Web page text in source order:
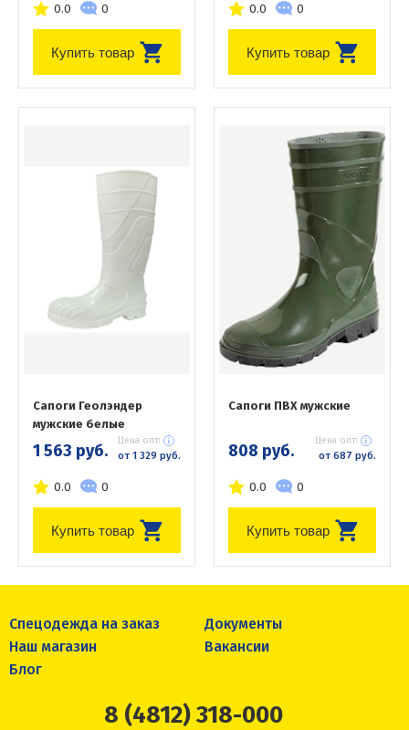
0.0 0
Купить товар
0.0 0
Купить товар
Сапоги Геолэндер
мужские белые
1 563 руб. Цена опт:
от 1 329 руб.
0.0 0
Купить товар
Сапоги ПВХ мужские
808 руб. Цена опт:
от 687 руб.
0.0 0
Купить товар
Спецодежда на заказ
Документы
Наш магазин
Вакансии
Блог
8 (4812) 318-000